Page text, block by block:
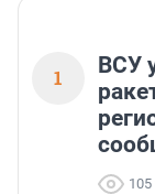
1
ВСУ
105